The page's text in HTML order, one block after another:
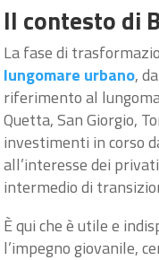
Il contesto di
La fase di
lungomare urbano,
riferimento al
Quetta, San Giorgio,
investimenti in corso
all’interesse dei
intermedio di
È qui che è utile e
l’impegno giovanile,